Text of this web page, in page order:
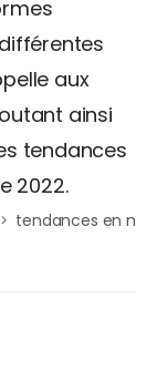
aux
ainsi
tendances
2022.
tendances en